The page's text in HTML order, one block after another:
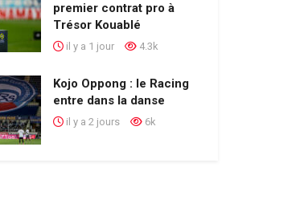
premier contrat pro à
Trésor Kouablé
il y a 1 jour 4.3k
Kojo Oppong : le Racing
entre dans la danse
il y a 2 jours 6k